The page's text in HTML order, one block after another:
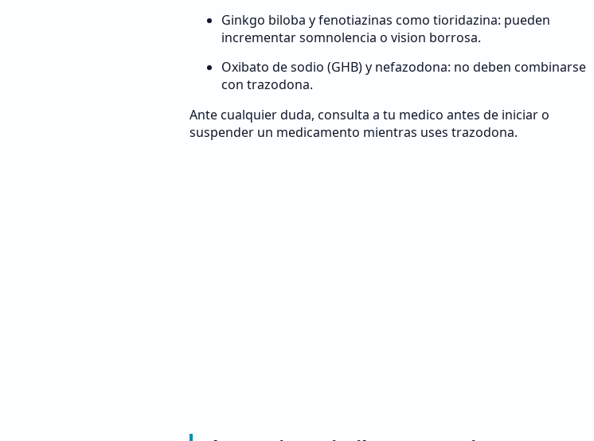
Ginkgo biloba y fenotiazinas como tioridazina: pueden
incrementar somnolencia o vision borrosa.
Oxibato de sodio (GHB) y nefazodona: no deben combinarse
con trazodona.
Ante cualquier duda, consulta a tu medico antes de iniciar o
suspender un medicamento mientras uses trazodona.